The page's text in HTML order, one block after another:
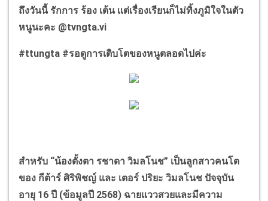
ถึงวันนี้ รักการ ร้อง เต้น เเต่เรื่องเรียนก็ไม่ทิ้งภูมิใจในตัว
หนูนะคะ @tvngta.vi
#ttungta #รอดูการเติบโตของหนูตลอดไปค่ะ
สำหรับ “น้องตั้งตา รชาดา วิมลโนช” เป็นลูกสาวคนโต
ของ กีต้าร์ ศิริพิชญ์ และ เตอร์ ปริยะ วิมลโนช ปัจจุบัน
อายุ 16 ปี (ข้อมูลปี 2568) ฉายแววสวยและมีความ